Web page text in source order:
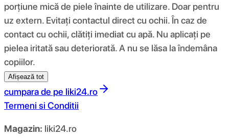
porțiune mică de piele înainte de utilizare. Doar pentru
uz extern. Evitați contactul direct cu ochii. În caz de
contact cu ochii, clătiți imediat cu apă. Nu aplicați pe
pielea iritată sau deteriorată. A nu se lăsa la îndemâna
copiilor.
Afișează tot
cumpara de pe liki24.ro
Termeni si Conditii
Magazin: liki24.ro